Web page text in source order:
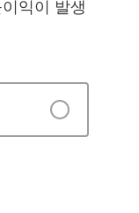
익이 발생